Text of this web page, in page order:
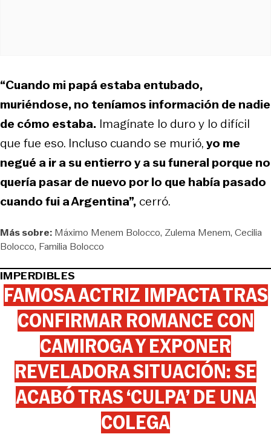
“Cuando mi papá estaba entubado,
muriéndose, no teníamos información de nadie
de cómo estaba. Imagínate lo duro y lo difícil
que fue eso. Incluso cuando se murió,yo me
negué a ir a su entierro y a su funeral porque no
quería pasar de nuevo por lo que había pasado
cuando fui a Argentina”, cerró.
Más sobre: Máximo Menem Bolocco Zulema Menem Cecilia
Bolocco Familia Bolocco
IMPERDIBLES
FAMOSA ACTRIZ IMPACTA TRAS
CONFIRMAR ROMANCE CON
CAMIROGA Y EXPONER
REVELADORA SITUACIÓN: SE
ACABÓ TRAS ‘CULPA’ DE UNA
COLEGA